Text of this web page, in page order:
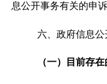
息公开事务有关的申诉
六、政府信息
（一）目前存